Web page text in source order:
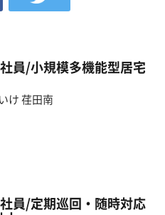
員/小規模多機能型居宅
け 荏田南
員/定期巡回・随時対応